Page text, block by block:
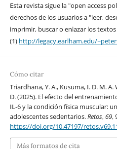
Esta revista sigue la "open access
derechos de los usuarios a "leer,
imprimir, buscar o enlazar los
(1) http://legacy.earlham.edu/
Cómo citar
Triardhana, Y. A., Kusuma, I. D. M.
D. (2025). El efecto del
IL-6 y la condición física muscular:
adolescentes sedentarios.Retos,69,
https://doi.org/10.47197/
Más formatos de cita